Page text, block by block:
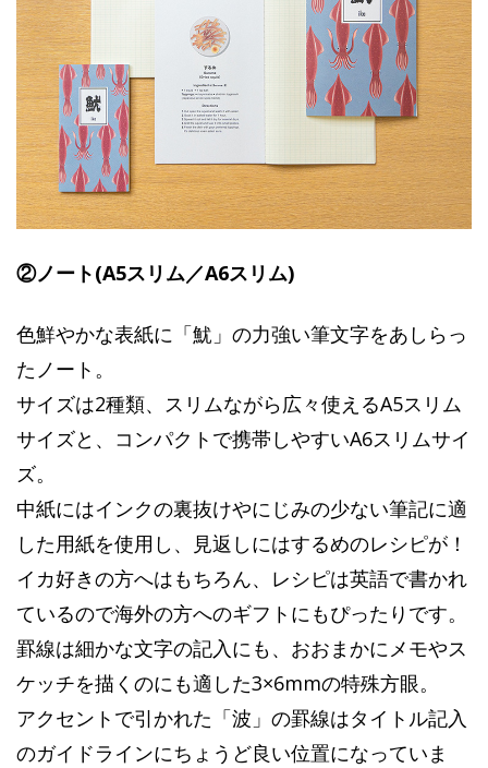
②ノート(A5スリム／A6スリム)
色鮮やかな表紙に「魷」の力強い筆文字をあしらっ
たノート。
サイズは2種類、スリムながら広々使えるA5スリム
サイズと、コンパクトで携帯しやすいA6スリムサイ
ズ。
中紙にはインクの裏抜けやにじみの少ない筆記に適
した用紙を使用し、見返しにはするめのレシピが！
イカ好きの方へはもちろん、レシピは英語で書かれ
ているので海外の方へのギフトにもぴったりです。
罫線は細かな文字の記入にも、おおまかにメモやス
ケッチを描くのにも適した3×6mmの特殊方眼。
アクセントで引かれた「波」の罫線はタイトル記入
のガイドラインにちょうど良い位置になっていま